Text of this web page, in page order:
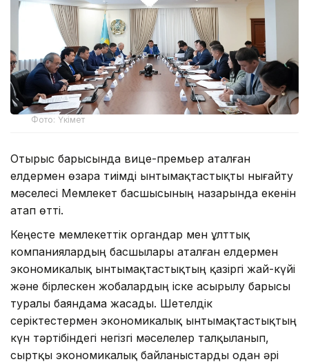
Фото: Үкімет
Отырыс барысында вице-премьер аталған
елдермен өзара тиімді ынтымақтастықты нығайту
мәселесі Мемлекет басшысының назарында екенін
атап өтті.
Кеңесте мемлекеттік органдар мен ұлттық
компаниялардың басшылары аталған елдермен
экономикалық ынтымақтастықтың қазіргі жай-күйі
және бірлескен жобалардың іске асырылу барысы
туралы баяндама жасады. Шетелдік
серіктестермен экономикалық ынтымақтастықтың
күн тәртібіндегі негізгі мәселелер талқыланып,
сыртқы экономикалық байланыстарды одан әрі